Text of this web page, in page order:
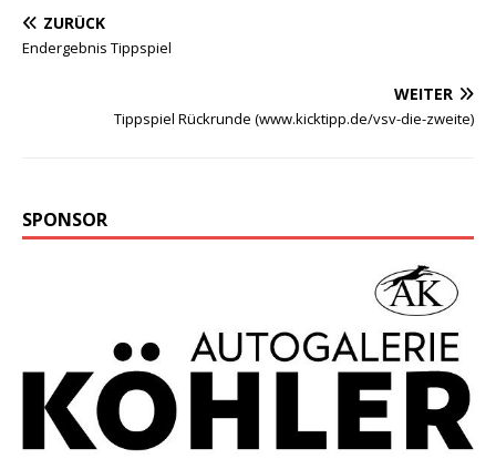
ZURÜCK
Endergebnis Tippspiel
WEITER
Tippspiel Rückrunde (www.kicktipp.de/vsv-die-zweite)
SPONSOR